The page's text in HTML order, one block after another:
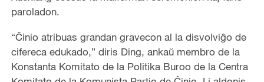
paroladon.
“Ĉinio atribuas grandan gravecon al la disvolviĝo de
cifereca edukado,” diris Ding, ankaŭ membro de la
Konstanta Komitato de la Politika Buroo de la Centra